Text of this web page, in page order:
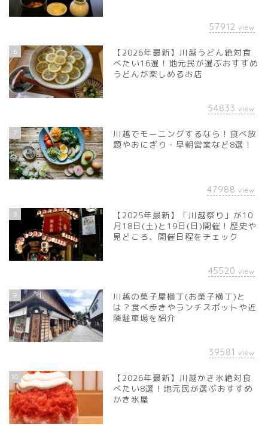
57912 view
6
【2026年最新】川越うどん絶対食
べたい16選！地元民が選ぶおすすめ
うどんが楽しめるお店
54833 view
7
川越でモーニングするなら！食べ放
題やおにぎり・早朝営業など8選！
47988 view
8
【2025年最新】「川越祭り」が10
月18日(土)と19日(日)開催！歴史や
見どころ、開催日程をチェック
45520 view
9
川越の菓子屋横丁(お菓子横丁)と
は？食べ歩きやランチスポットや近
隣駐車場を紹介
39581 view
10
【2026年最新】川越かき氷絶対食
べたい8選！地元民が選ぶおすすめ
かき氷屋